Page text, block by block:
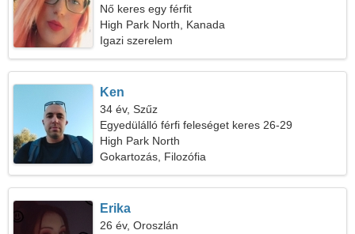
Nő keres egy férfit
High Park North, Kanada
Igazi szerelem
Ken
34 év, Szűz
Egyedülálló férfi feleséget keres 26-29
High Park North
Gokartozás, Filozófia
Erika
26 év, Oroszlán